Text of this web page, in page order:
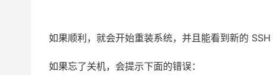
如果顺利，就会开始重装系统，并且能看到新的
如果忘了关机，会提示下面的错误：